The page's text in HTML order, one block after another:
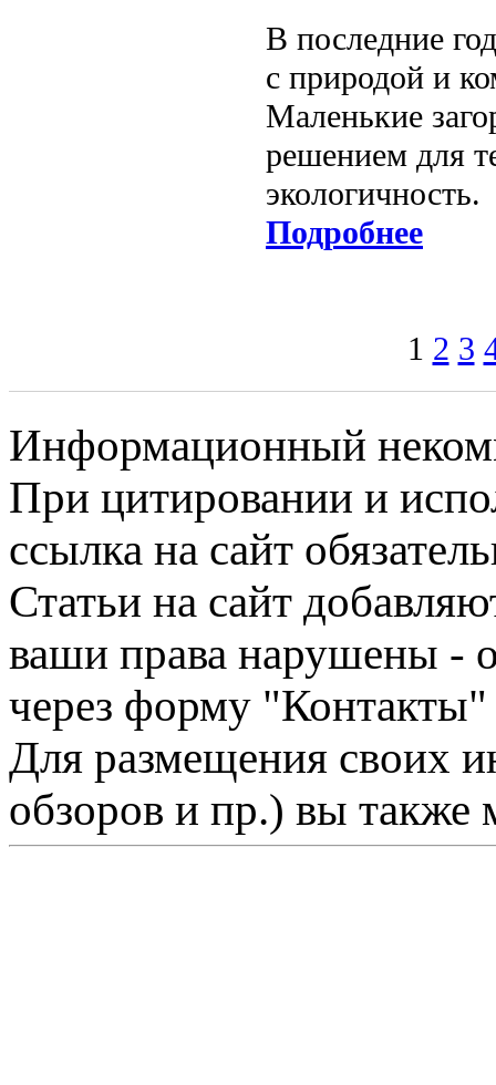
В последние
с природой и
Маленькие
решением для
экологичность.
Подробнее
1 2 3
Информационный
При цитировании и
ссылка на сайт
Статьи на сайт
ваши права нарушены -
через форму "Контакты"
Для размещения своих
обзоров и пр.) вы также